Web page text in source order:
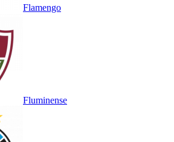
Flamengo
Fluminense